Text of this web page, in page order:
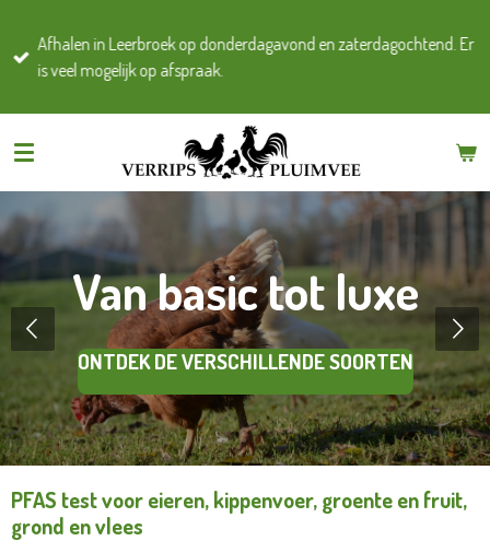
direct
naar
Afhalen in Leerbroek op donderdagavond en zaterdagochtend. Er
is veel mogelijk op afspraak.
Van basic tot luxe
ONTDEK DE VERSCHILLENDE SOORTEN
PFAS test voor eieren, kippenvoer, groente en fruit,
grond en vlees